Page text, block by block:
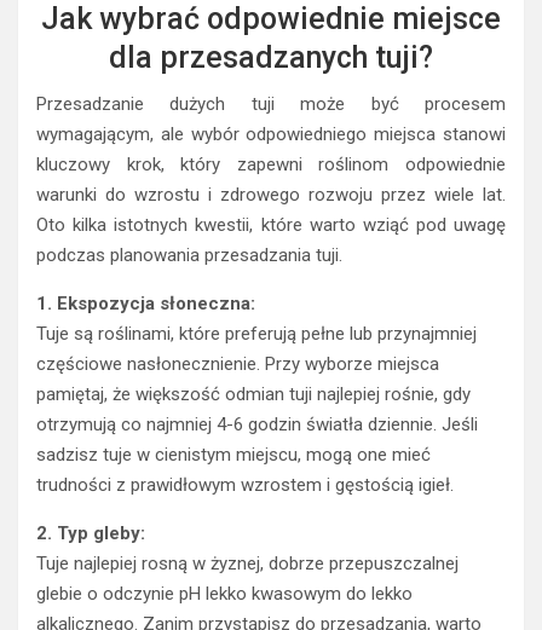
Jak wybrać odpowiednie miejsce
dla przesadzanych tuji?
Przesadzanie dużych tuji może być procesem
wymagającym, ale wybór odpowiedniego miejsca stanowi
kluczowy krok, który zapewni roślinom odpowiednie
warunki do wzrostu i zdrowego rozwoju przez wiele lat.
Oto kilka istotnych kwestii, które warto wziąć pod uwagę
podczas planowania przesadzania tuji.
1. Ekspozycja słoneczna:
Tuje są roślinami, które preferują pełne lub przynajmniej
częściowe nasłonecznienie. Przy wyborze miejsca
pamiętaj, że większość odmian tuji najlepiej rośnie, gdy
otrzymują co najmniej 4-6 godzin światła dziennie. Jeśli
sadzisz tuje w cienistym miejscu, mogą one mieć
trudności z prawidłowym wzrostem i gęstością igieł.
2. Typ gleby:
Tuje najlepiej rosną w żyznej, dobrze przepuszczalnej
glebie o odczynie pH lekko kwasowym do lekko
alkalicznego. Zanim przystąpisz do przesadzania, warto